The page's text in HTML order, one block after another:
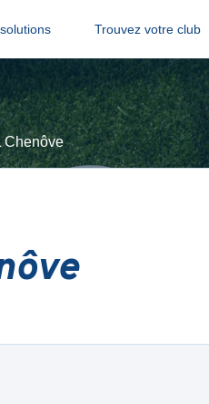
Trouvez votre club
Chenôve